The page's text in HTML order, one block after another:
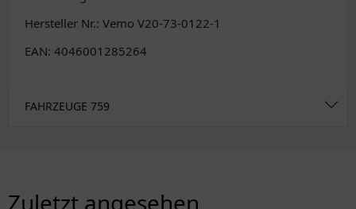
Hersteller Nr.: Vemo V20-73-0122-1
EAN: 4046001285264
FAHRZEUGE 759
Zuletzt angesehen